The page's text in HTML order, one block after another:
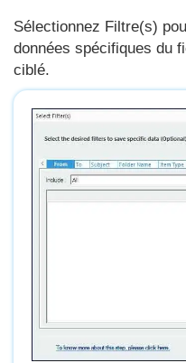
Sélectionnez Filtre(s)
données spécifiques du
ciblé.